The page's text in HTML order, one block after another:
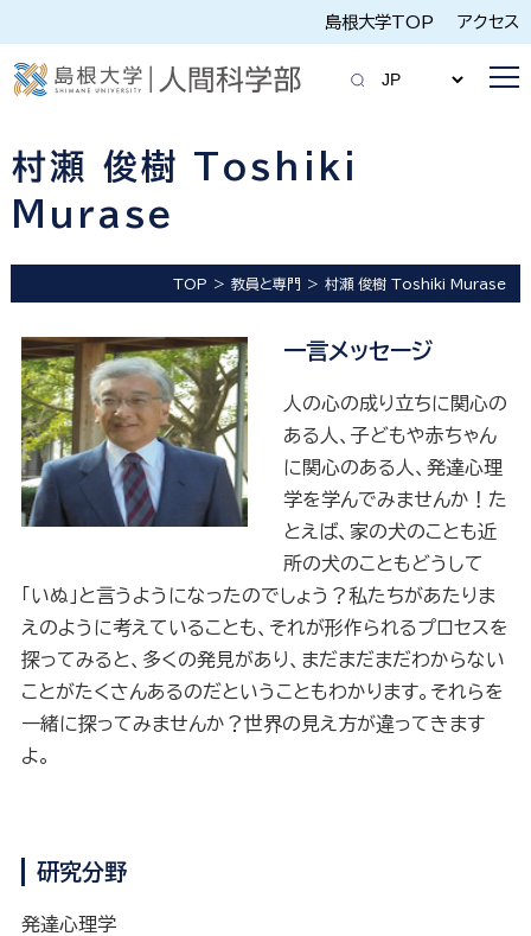
島根大学TOP アクセス
村瀬 俊樹 Toshiki
Murase
TOP 教員と専門 村瀬 俊樹 Toshiki Murase
一言メッセージ
人の心の成り立ちに関心の
ある人、子どもや赤ちゃん
に関心のある人、発達心理
学を学んでみませんか！た
とえば、家の犬のことも近
所の犬のこともどうして
「いぬ」と言うようになったのでしょう？私たちがあたりま
えのように考えていることも、それが形作られるプロセスを
探ってみると、多くの発見があり、まだまだまだわからない
ことがたくさんあるのだということもわかります。それらを
一緒に探ってみませんか？世界の見え方が違ってきます
よ。
研究分野
発達心理学